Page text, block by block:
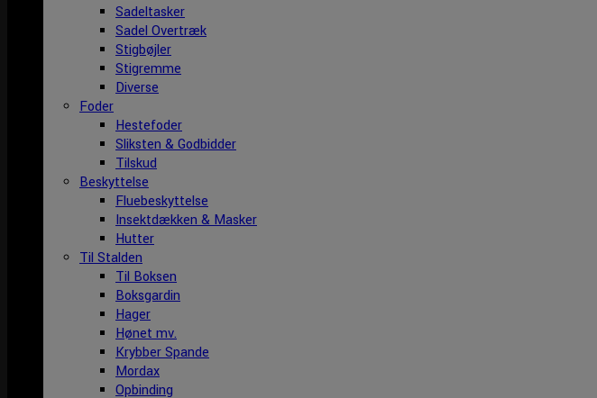
Sadeltasker
Sadel Overtræk
Stigbøjler
Stigremme
Diverse
Foder
Hestefoder
Sliksten & Godbidder
Tilskud
Beskyttelse
Fluebeskyttelse
Insektdækken & Masker
Hutter
Til Stalden
Til Boksen
Boksgardin
Hager
Hønet mv.
Krybber Spande
Mordax
Opbinding